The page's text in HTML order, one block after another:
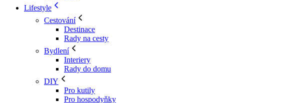
Lifestyle
Cestování
Destinace
Rady na cesty
Bydlení
Interiery
Rady do domu
DIY
Pro kutily
Pro hospodyňky